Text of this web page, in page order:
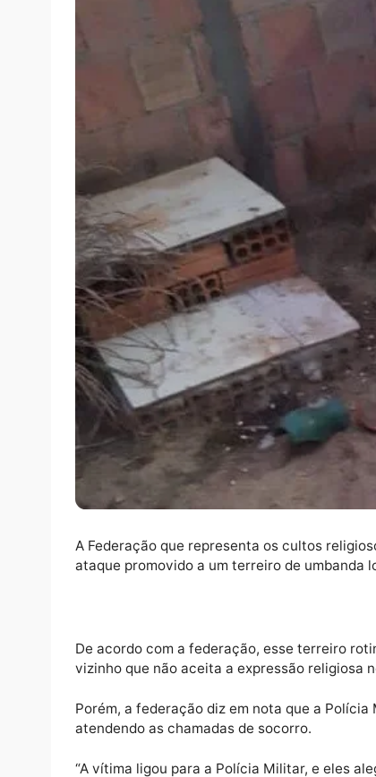
A Federação que representa os cultos
ataque promovido a um terreiro de
De acordo com a federação, esse